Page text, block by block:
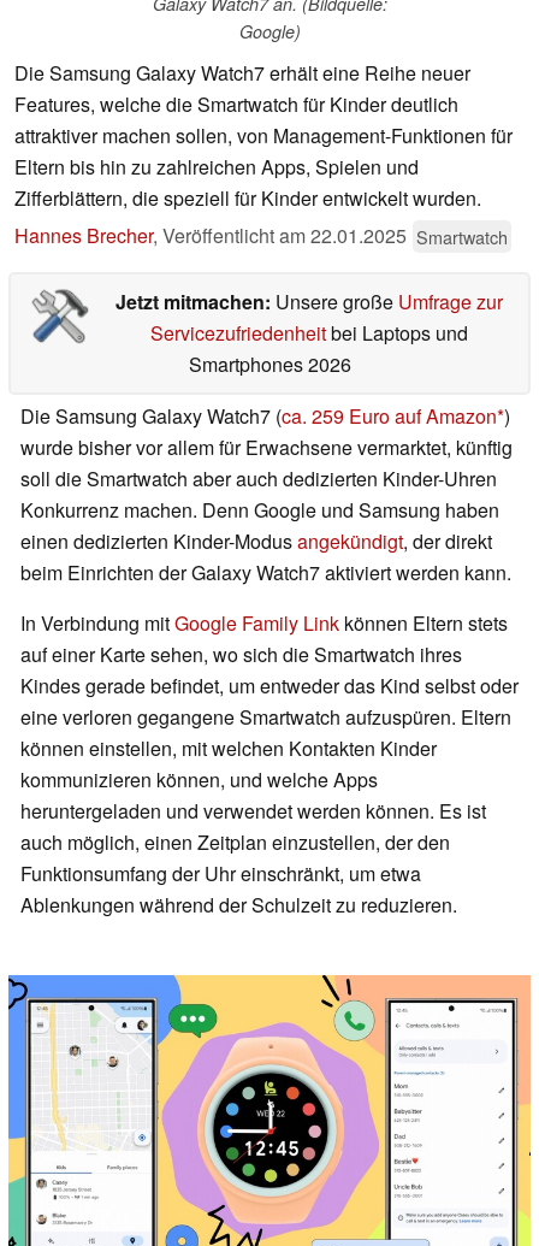
Google)
Die Samsung Galaxy Watch7 erhält eine Reihe neuer
Features, welche die Smartwatch für Kinder deutlich
attraktiver machen sollen, von Management-Funktionen für
Eltern bis hin zu zahlreichen Apps, Spielen und
Zifferblättern, die speziell für Kinder entwickelt wurden.
Hannes Brecher, Veröffentlicht am22.01.2025 Smartwatch
Jetzt mitmachen: Unsere große Umfrage zur
Servicezufriedenheitbei Laptops und
Smartphones 2026
Die Samsung Galaxy Watch7 (ca. 259 Euro auf Amazon )
wurde bisher vor allem für Erwachsene vermarktet, künftig
soll die Smartwatch aber auch dedizierten Kinder-Uhren
Konkurrenz machen. Denn Google und Samsung haben
einen dedizierten Kinder-Modusangekündigt, der direkt
beim Einrichten der Galaxy Watch7 aktiviert werden kann.
In Verbindung mitGoogle Family Link können Eltern stets
auf einer Karte sehen, wo sich die Smartwatch ihres
Kindes gerade befindet, um entweder das Kind selbst oder
eine verloren gegangene Smartwatch aufzuspüren. Eltern
können einstellen, mit welchen Kontakten Kinder
kommunizieren können, und welche Apps
heruntergeladen und verwendet werden können. Es ist
auch möglich, einen Zeitplan einzustellen, der den
Funktionsumfang der Uhr einschränkt, um etwa
Ablenkungen während der Schulzeit zu reduzieren.